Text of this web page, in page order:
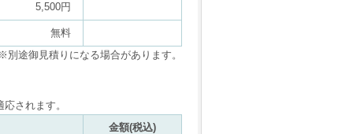
5,500円
無料
別途御見積りになる場合があります。
されます。
金額(税込)